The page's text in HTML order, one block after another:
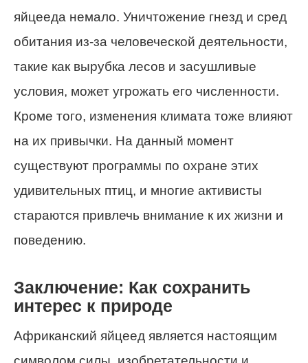
яйцееда немало. Уничтожение гнезд и сред
обитания из-за человеческой деятельности,
такие как вырубка лесов и засушливые
условия, может угрожать его численности.
Кроме того, изменения климата тоже влияют
на их привычки. На данный момент
существуют программы по охране этих
удивительных птиц, и многие активисты
стараются привлечь внимание к их жизни и
поведению.
Заключение: Как сохранить
интерес к природе
Африканский яйцеед является настоящим